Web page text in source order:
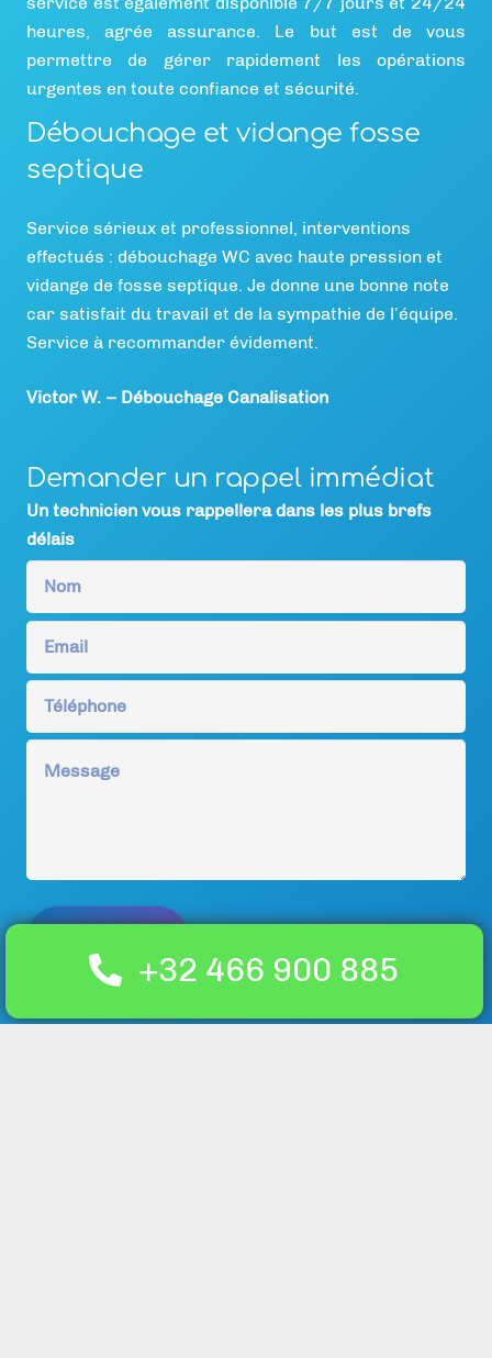
heures, agrée assurance. Le but est de vous
permettre de gérer rapidement les opérations
urgentes en toute confiance et sécurité.
Débouchage et vidange fosse
septique
Service sérieux et professionnel, interventions
effectués : débouchage WC avec haute pression et
vidange de fosse septique. Je donne une bonne note
car satisfait du travail et de la sympathie de l’équipe.
Service à recommander évidement.
Victor W. – Débouchage Canalisation
Demander un rappel immédiat
Un technicien vous rappellera dans les plus brefs
délais
+32 466 900 885